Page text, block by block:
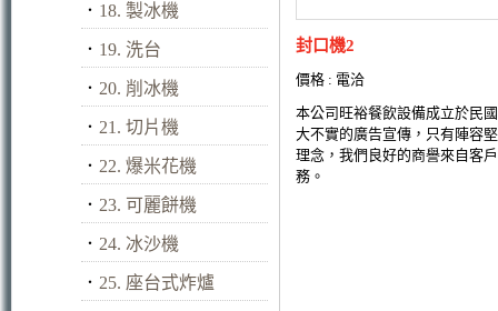
． 18. 製冰機
． 19. 洗台
． 20. 削冰機
． 21. 切片機
． 22. 爆米花機
． 23. 可麗餅機
． 24. 冰沙機
． 25. 座台式炸爐
封口機2
價格 : 電洽
本公司旺裕餐飲設備成立於民
大不實的廣告宣傳，只有陣容
理念，我們良好的商譽來自客
務。